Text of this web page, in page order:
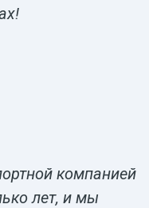
компанией
лет, и мы